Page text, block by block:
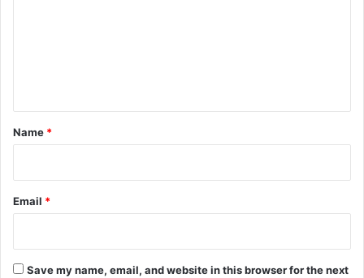
*
Name *
Email *
Save my name, email, and website in this browser for the next